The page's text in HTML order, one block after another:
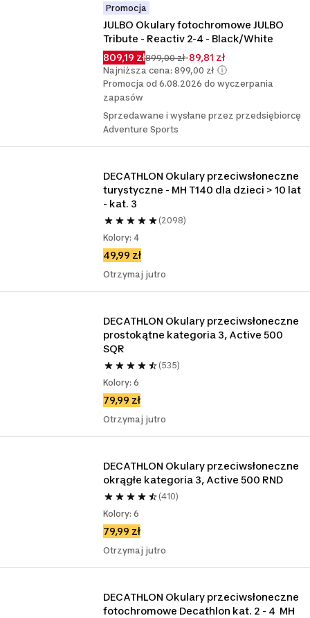
Promocja
JULBO Okulary fotochromowe JULBO
Tribute - Reactiv 2-4 - Black/White
809,19 zł899,00 zł-89,81 zł
Najniższa cena: 899,00 zł
Promocja od 6.08.2026 do wyczerpania
zapasów
Sprzedawane i wysłane przez przedsiębiorcę
Adventure Sports
DECATHLON Okulary przeciwsłoneczne
turystyczne - MH T140 dla dzieci > 10 lat
- kat. 3
(2098)
Kolory: 4
49,99 zł
Otrzymaj jutro
DECATHLON Okulary przeciwsłoneczne
prostokątne kategoria 3, Active 500
SQR
(535)
Kolory: 6
79,99 zł
Otrzymaj jutro
DECATHLON Okulary przeciwsłoneczne
okrągłe kategoria 3, Active 500 RND
(410)
Kolory: 6
79,99 zł
Otrzymaj jutro
DECATHLON Okulary przeciwsłoneczne
fotochromowe Decathlon kat. 2 - 4  MH